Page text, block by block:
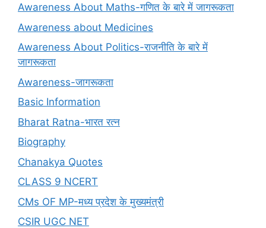
Awareness About Maths-गणित के बारे में जागरूकता
Awareness about Medicines
Awareness About Politics-राजनीति के बारे में
जागरूकता
Awareness-जागरूकता
Basic Information
Bharat Ratna-भारत रत्न
Biography
Chanakya Quotes
CLASS 9 NCERT
CMs OF MP-मध्य प्रदेश के मुख्यमंत्री
CSIR UGC NET